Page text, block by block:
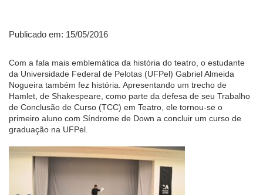
Publicado em: 15/05/2016
Com a fala mais emblemática da história do teatro, o estudante
da Universidade Federal de Pelotas (UFPel) Gabriel Almeida
Nogueira também fez história. Apresentando um trecho de
Hamlet, de Shakespeare, como parte da defesa de seu Trabalho
de Conclusão de Curso (TCC) em Teatro, ele tornou-se o
primeiro aluno com Síndrome de Down a concluir um curso de
graduação na UFPel.